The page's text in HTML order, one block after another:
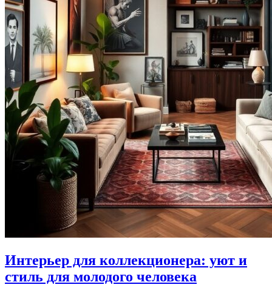
Интерьер для коллекционера: уют и
стиль для молодого человека